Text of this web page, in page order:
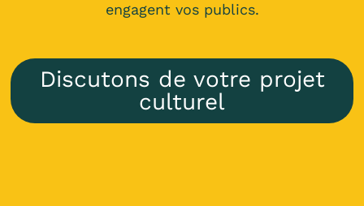
engagent vos publics.
Discutons de votre projet
culturel